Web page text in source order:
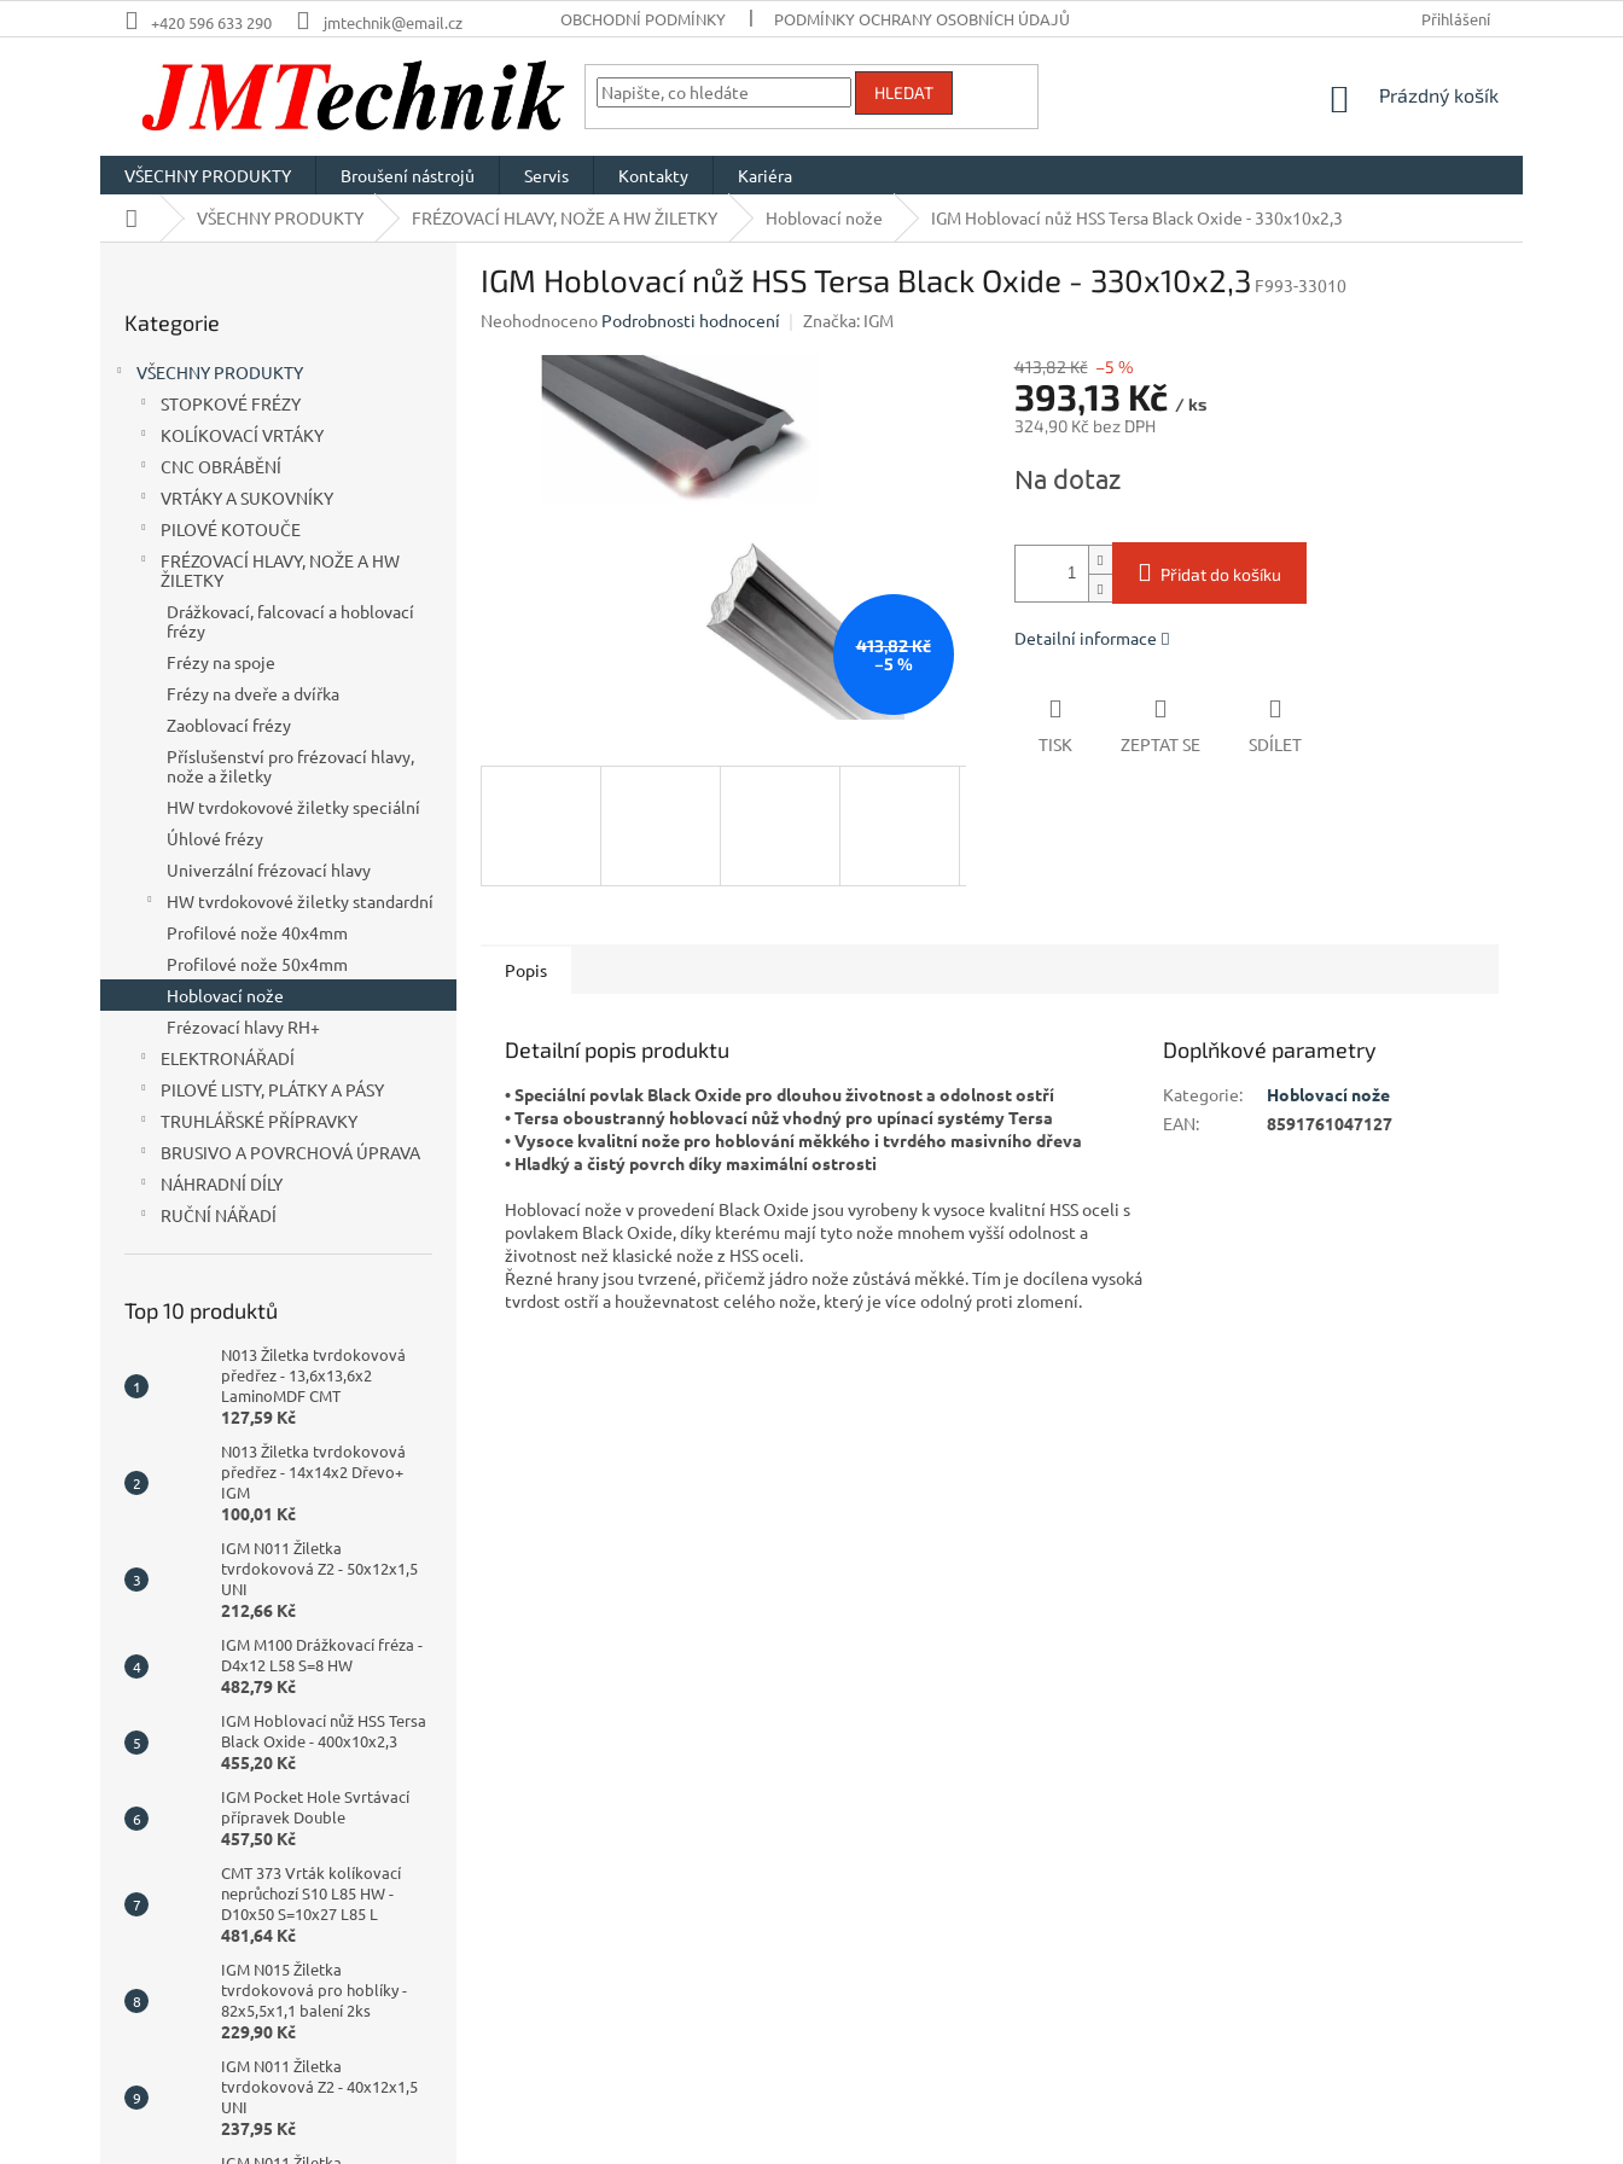
na
+420 596 633 290 jmtechnik@email.cz OBCHODNÍ PODMÍNKY PODMÍNKY OCHRANY OSOBNÍCH ÚDAJŮ Přihlášení
HLEDAT
NÁKUPNÍ
Prázdný košík
VŠECHNY PRODUKTY Broušení nástrojů Servis Kontakty
Kariéra
Domů VŠECHNY PRODUKTY FRÉZOVACÍ HLAVY, NOŽE A HW ŽILETKY Hoblovací nože IGM Hoblovací nůž HSS Tersa Black Oxide - 330x10x2,3
kategorie
Kategorie
VŠECHNY PRODUKTY
STOPKOVÉ FRÉZY
KOLÍKOVACÍ VRTÁKY
CNC OBRÁBĚNÍ
VRTÁKY A SUKOVNÍKY
PILOVÉ KOTOUČE
FRÉZOVACÍ HLAVY, NOŽE A HW
ŽILETKY
Drážkovací, falcovací a hoblovací
frézy
Frézy na spoje
Frézy na dveře a dvířka
Zaoblovací frézy
Příslušenství pro frézovací hlavy,
nože a žiletky
HW tvrdokovové žiletky speciální
Úhlové frézy
Univerzální frézovací hlavy
HW tvrdokovové žiletky standardní
Profilové nože 40x4mm
Profilové nože 50x4mm
Hoblovací nože
Frézovací hlavy RH+
ELEKTRONÁŘADÍ
PILOVÉ LISTY, PLÁTKY A PÁSY
TRUHLÁŘSKÉ PŘÍPRAVKY
BRUSIVO A POVRCHOVÁ ÚPRAVA
NÁHRADNÍ DÍLY
RUČNÍ NÁŘADÍ
Top 10 produktů
N013 Žiletka tvrdokovová
předřez - 13,6x13,6x2
LaminoMDF CMT
127,59 Kč
N013 Žiletka tvrdokovová
předřez - 14x14x2 Dřevo+
IGM
100,01 Kč
IGM N011 Žiletka
tvrdokovová Z2 - 50x12x1,5
UNI
212,66 Kč
IGM M100 Drážkovací fréza -
D4x12 L58 S=8 HW
482,79 Kč
IGM Hoblovací nůž HSS Tersa
Black Oxide - 400x10x2,3
455,20 Kč
IGM Pocket Hole Svrtávací
přípravek Double
457,50 Kč
CMT 373 Vrták kolíkovací
neprůchozí S10 L85 HW -
D10x50 S=10x27 L85 L
481,64 Kč
IGM N015 Žiletka
tvrdokovová pro hoblíky -
82x5,5x1,1 balení 2ks
229,90 Kč
IGM N011 Žiletka
tvrdokovová Z2 - 40x12x1,5
UNI
237,95 Kč
IGM Hoblovací nůž HSS Tersa Black Oxide - 330x10x2,3 F993-33010
Průměrné
produktu
Neohodnoceno Podrobnosti hodnocení Značka: IGM
413,82 Kč
–5 %
413,82 Kč –5 %
393,13 Kč / ks
324,90 Kč bez DPH
cena:
Na dotaz
Přidat do košíku
Detailní informace
TISK ZEPTAT SE SDÍLET
Popis
Detailní popis produktu
• Speciální povlak Black Oxide pro dlouhou životnost a odolnost ostří
• Tersa oboustranný hoblovací nůž vhodný pro upínací systémy Tersa
• Vysoce kvalitní nože pro hoblování měkkého i tvrdého masivního dřeva
• Hladký a čistý povrch díky maximální ostrosti
Hoblovací nože v provedení Black Oxide jsou vyrobeny k vysoce kvalitní HSS oceli s
povlakem Black Oxide, díky kterému mají tyto nože mnohem vyšší odolnost a
životnost než klasické nože z HSS oceli.
Řezné hrany jsou tvrzené, přičemž jádro nože zůstává měkké. Tím je docílena vysoká
tvrdost ostří a houževnatost celého nože, který je více odolný proti zlomení.
Doplňkové parametry
Kategorie:
Hoblovací nože
EAN: 8591761047127